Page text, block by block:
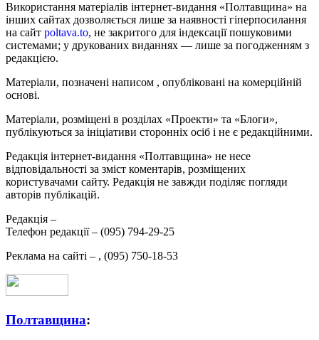
Використання матеріалів інтернет-видання «Полтавщина» на
інших сайтах дозволяється лише за наявності гіперпосилання
на сайт poltava.to, не закритого для індексації пошуковими
системами; у друкованих виданнях — лише за погодженням з
редакцією.
Матеріали, позначені написом , опубліковані на комерційній
основі.
Матеріали, розміщені в розділах «Проекти» та «Блоги»,
публікуються за ініціативи сторонніх осіб і не є редакційними.
Редакція інтернет-видання «Полтавщина» не несе
відповідальності за зміст коментарів, розміщених
користувачами сайту. Редакція не завжди поділяє погляди
авторів публікацій.
Редакція –
Телефон редакції – (095) 794-29-25
Реклама на сайті – , (095) 750-18-53
Полтавщина: